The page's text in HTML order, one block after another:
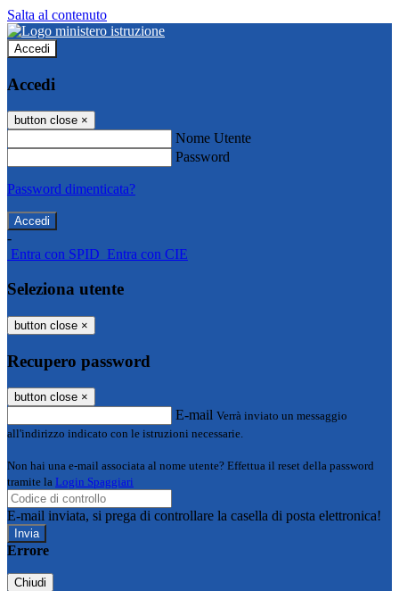
Salta al contenuto
Accedi
Accedi
button close ×
Nome Utente
Password
Password dimenticata?
-
Entra con SPID Entra con CIE
Seleziona utente
button close ×
Recupero password
button close ×
E-mail Verrà inviato un messaggio
all'indirizzo indicato con le istruzioni necessarie.
Non hai una e-mail associata al nome utente? Effettua il reset della password
tramite la Login Spaggiari
E-mail inviata, si prega di controllare la casella di posta elettronica!
Errore
Chiudi